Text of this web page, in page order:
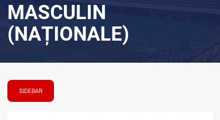
MASCULIN
(NAȚIONALE)
SIDEBAR